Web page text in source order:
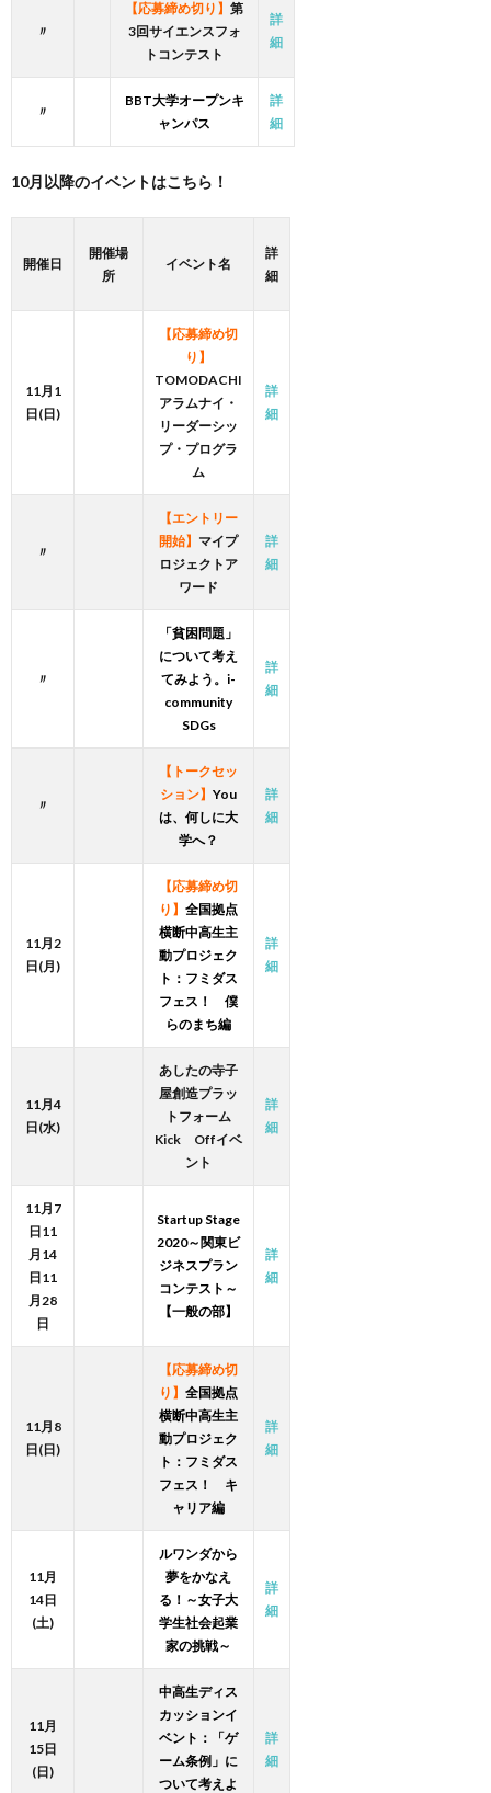
〃
【応募締め切り】 第
3回サイエンスフォ
トコンテスト
詳
細
〃
BBT大学オープンキ
ャンパス
詳
細
10月以降のイベントはこちら！
開催日
開催場
所
イベント名
詳
細
11月1
日(日)
【応募締め切
り】
TOMODACHI
アラムナイ・
リーダーシッ
プ・プログラ
ム
詳
細
〃
【エントリー
開始】 マイプ
ロジェクトア
ワード
詳
細
〃
「貧困問題」
について考え
てみよう。i-
community
SDGs
詳
細
〃
【トークセッ
ション】 You
は、何しに大
学へ？
詳
細
11月2
日(月)
【応募締め切
り】 全国拠点
横断中高生主
動プロジェク
ト：フミダス
フェス！ 僕
らのまち編
詳
細
11月4
日(水)
あしたの寺子
屋創造プラッ
トフォーム
Kick Offイベ
ント
詳
細
11月7
日11
月14
日11
月28
日
Startup Stage
2020～関東ビ
ジネスプラン
コンテスト～
【一般の部】
詳
細
11月8
日(日)
【応募締め切
り】 全国拠点
横断中高生主
動プロジェク
ト：フミダス
フェス！ キ
ャリア編
詳
細
11月
14日
(土)
ルワンダから
夢をかなえ
る！～女子大
学生社会起業
家の挑戦～
詳
細
11月
15日
(日)
中高生ディス
カッションイ
ベント：「ゲ
ーム条例」に
ついて考えよ
詳
細